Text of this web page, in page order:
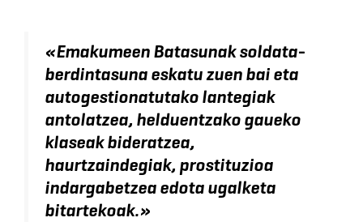
«Emakumeen Batasunak soldata-
berdintasuna eskatu zuen bai eta
autogestionatutako lantegiak
antolatzea, helduentzako gaueko
klaseak bideratzea,
haurtzaindegiak, prostituzioa
indargabetzea edota ugalketa
bitartekoak.»